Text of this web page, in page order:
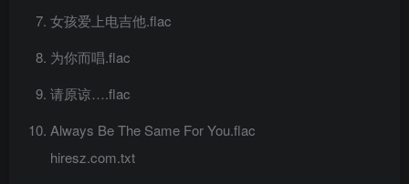
女孩爱上电吉他.flac
为你而唱.flac
请原谅….flac
Always Be The Same For You.flac
hiresz.com.txt